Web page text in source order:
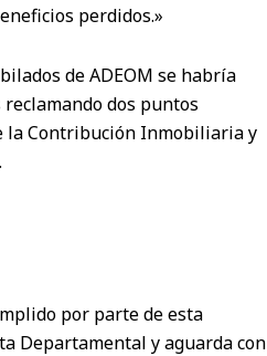
perdidos.»
de ADEOM se habría
dos puntos
la Contribución Inmobiliaria y
por parte de esta
Departamental y aguarda con